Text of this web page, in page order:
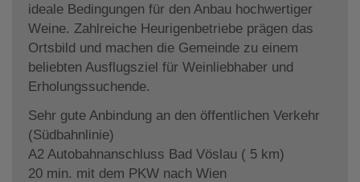
ideale Bedingungen für den Anbau hochwertiger
Weine. Zahlreiche Heurigenbetriebe prägen das
Ortsbild und machen die Gemeinde zu einem
beliebten Ausflugsziel für Weinliebhaber und
Erholungssuchende.
Sehr gute Anbindung an den öffentlichen Verkehr
(Südbahnlinie)
A2 Autobahnanschluss Bad Vöslau ( 5 km)
20 min. mit dem PKW nach Wien